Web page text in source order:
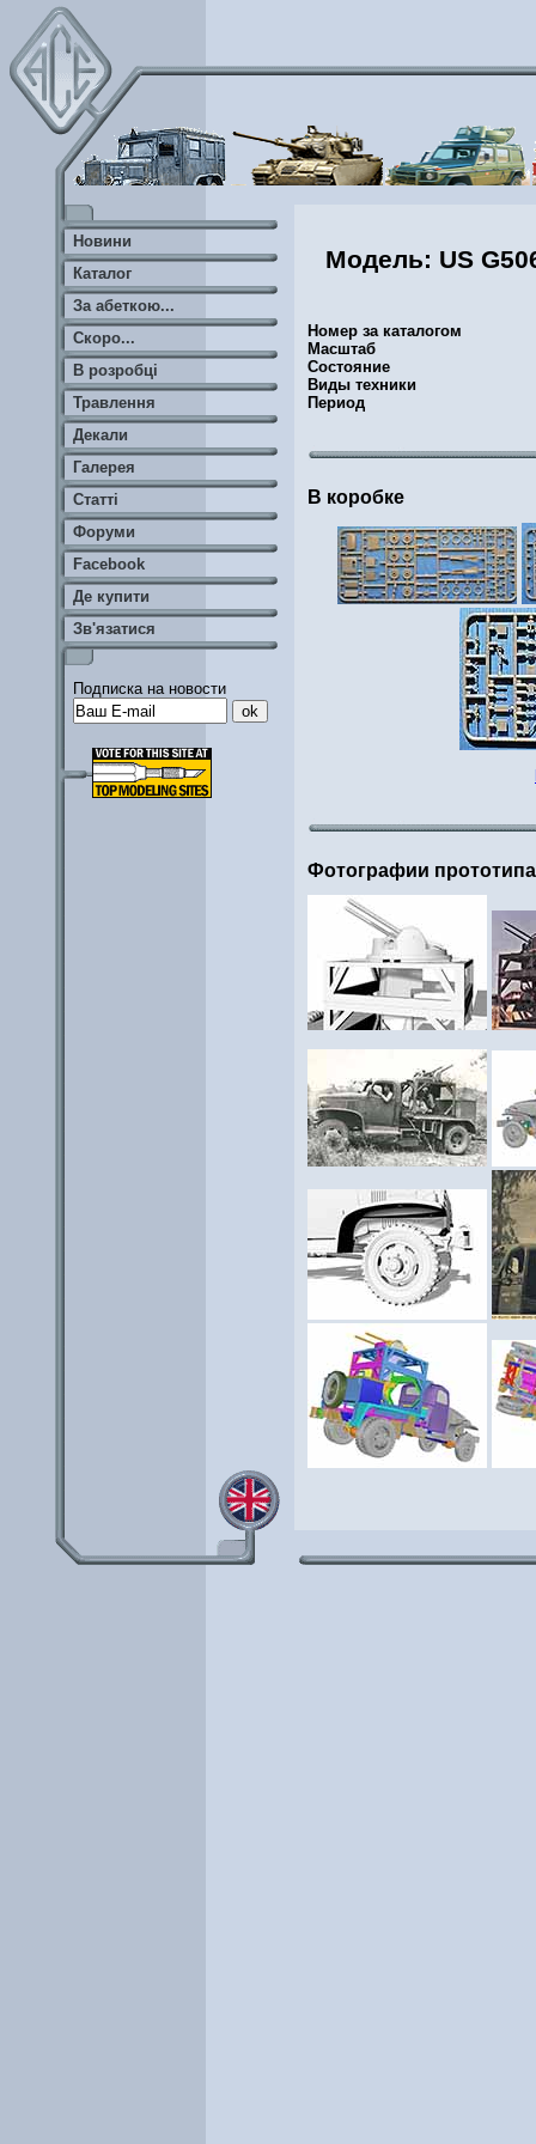
Модель: US
Номер за каталогом
Масштаб
Состояние
Виды техники
Период
В коробке
Фотографии прототипа
Новини
Каталог
За абеткою...
Скоро...
В розробці
Травлення
Декали
Галерея
Статті
Форуми
Facebook
Де купити
Зв'язатися
Подписка на новости